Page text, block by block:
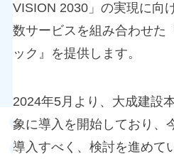
VISION 2030」の実現に向
数サービスを組み合わせた
ック』を提供します。
2024年5月より、大成建設
象に導入を開始しており、
導入すべく、検討を進めて